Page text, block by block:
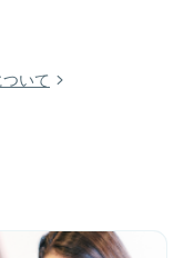
いて